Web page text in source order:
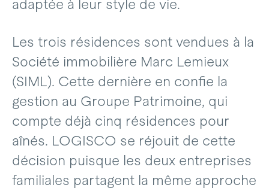
adaptée à leur style de vie.
Les trois résidences sont vendues à la
Société immobilière Marc Lemieux
(SIML). Cette dernière en confie la
gestion au Groupe Patrimoine, qui
compte déjà cinq résidences pour
aînés. LOGISCO se réjouit de cette
décision puisque les deux entreprises
familiales partagent la même approche